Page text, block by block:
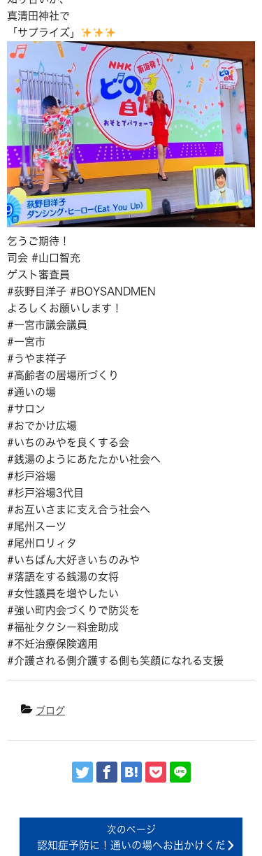
真清田神社で
「サプライズ」
乞うご期待！
司会 #山口智充
ゲスト審査員
#荻野目洋子 #BOYSANDMEN
よろしくお願いします！
#一宮市議会議員
#一宮市
#うやま祥子
#高齢者の居場所づくり
#通いの場
#サロン
#おでかけ広場
#いちのみやを良くする会
#銭湯のようにあたたかい社会へ
#杉戸浴場
#杉戸浴場3代目
#お互いさまに支え合う社会へ
#尾州スーツ
#尾州ロリィタ
#いちばん大好きいちのみや
#落語をする銭湯の女将
#女性議員を増やしたい
#強い町内会づくりで防災を
#福祉タクシー料金助成
#不妊治療保険適用
#介護される側介護する側も笑顔になれる支援
ブログ
認知症予防に！通いの場へお出かけくだ